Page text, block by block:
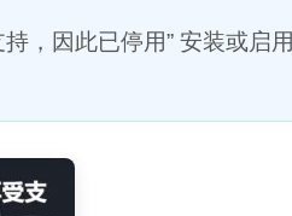
，因此已停用” 安装或启用